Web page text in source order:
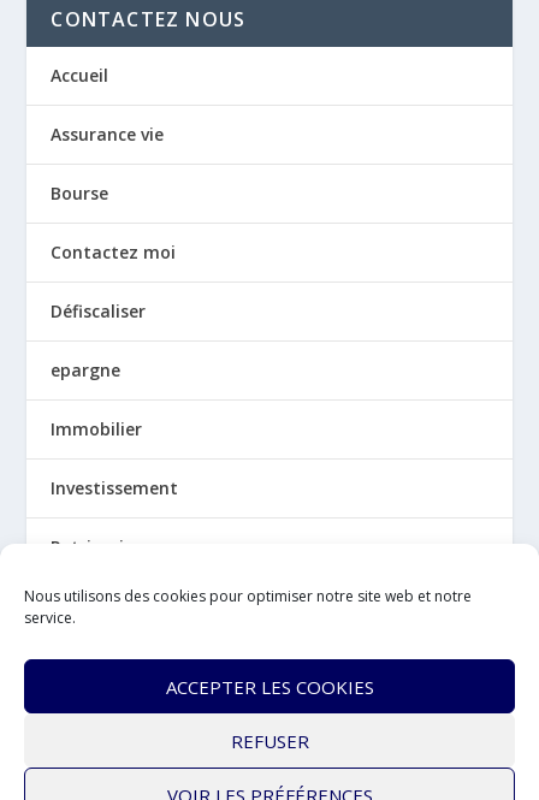
Nous utilisons des cookies pour optimiser notre site web et notre
service.
ACCEPTER LES COOKIES
REFUSER
VOIR LES PRÉFÉRENCES
CONTACTEZ NOUS
Accueil
Assurance vie
Bourse
Contactez moi
Défiscaliser
epargne
Immobilier
Investissement
Patrimoine
Politique de cookies (UE)
Qui suis-je ?